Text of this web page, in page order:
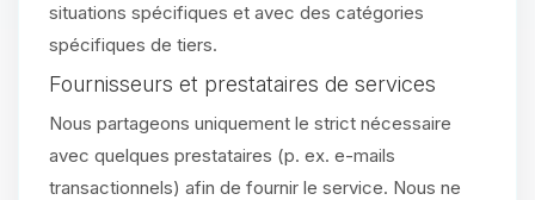
situations spécifiques et avec des catégories
spécifiques de tiers.
Fournisseurs et prestataires de services
Nous partageons uniquement le strict nécessaire
avec quelques prestataires (p. ex. e-mails
transactionnels) afin de fournir le service. Nous ne